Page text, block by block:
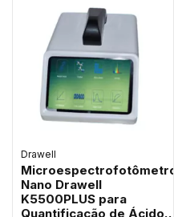
Drawell
Microespectrofotômetro
Nano Drawell
K5500PLUS para
Quantificação de Ácidos